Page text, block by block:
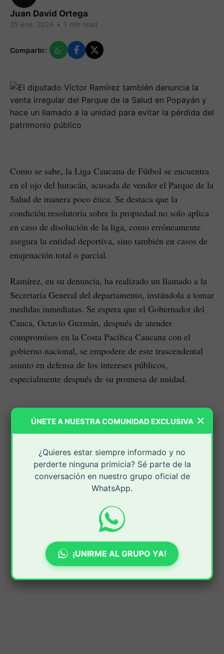
Juan David Ortega
25 ene. 2024 • 1 min read
Compartir:
Como se sabe, la Liga Caucana de Fútbol se encuentra
en el ojo del huracán, acusada de vender el Parque de la
Salud de manera poco ética. Se destaca que la
condición resolutoria sobre la propiedad no solo aplica
en caso de disolución de la liga, como erróneamente
asegura la entidad deportiva, sino también en casos de
enajenación total o parcial.
Ramírez, en su denuncia, ha realizado un llamado a la
Secretaría General del departamento, instándola a tomar
medidas inmediatas. Se espera que el Gobernador del
Cauca, Octavio Guzmán, después de atender
compromisos en la Costa Pacífica Caucana con el
gobierno nacional, se empodere de este trascendental
asunto en defensa de los intereses públicos,
especialmente después de su promesa de unidad.
×
ÚNETE A NUESTRA COMUNIDAD EXCLUSIVA
¿Quieres estar siempre informado y no
perderte ninguna primicia? Sé parte de la
conversación en nuestro grupo oficial de
WhatsApp.
¡UNIRME AL GRUPO YA!